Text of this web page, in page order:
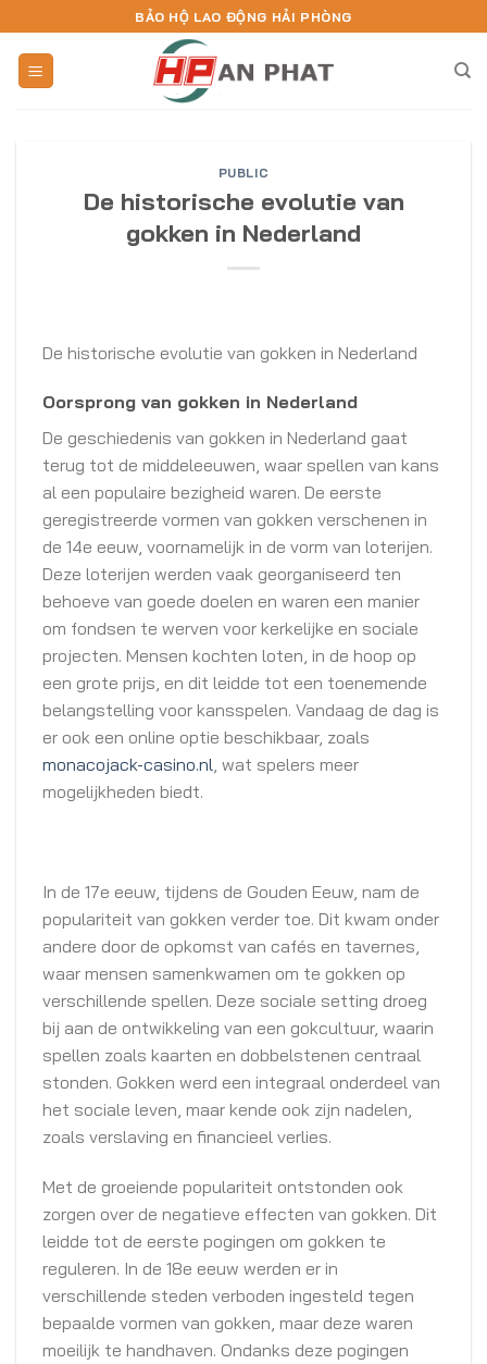
content
BẢO HỘ LAO ĐỘNG HẢI PHÒNG
PUBLIC
De historische evolutie van
gokken in Nederland
De historische evolutie van gokken in Nederland
Oorsprong van gokken in Nederland
De geschiedenis van gokken in Nederland gaat
terug tot de middeleeuwen, waar spellen van kans
al een populaire bezigheid waren. De eerste
geregistreerde vormen van gokken verschenen in
de 14e eeuw, voornamelijk in de vorm van loterijen.
Deze loterijen werden vaak georganiseerd ten
behoeve van goede doelen en waren een manier
om fondsen te werven voor kerkelijke en sociale
projecten. Mensen kochten loten, in de hoop op
een grote prijs, en dit leidde tot een toenemende
belangstelling voor kansspelen. Vandaag de dag is
er ook een online optie beschikbaar, zoals
monacojack-casino.nl, wat spelers meer
mogelijkheden biedt.
In de 17e eeuw, tijdens de Gouden Eeuw, nam de
populariteit van gokken verder toe. Dit kwam onder
andere door de opkomst van cafés en tavernes,
waar mensen samenkwamen om te gokken op
verschillende spellen. Deze sociale setting droeg
bij aan de ontwikkeling van een gokcultuur, waarin
spellen zoals kaarten en dobbelstenen centraal
stonden. Gokken werd een integraal onderdeel van
het sociale leven, maar kende ook zijn nadelen,
zoals verslaving en financieel verlies.
Met de groeiende populariteit ontstonden ook
zorgen over de negatieve effecten van gokken. Dit
leidde tot de eerste pogingen om gokken te
reguleren. In de 18e eeuw werden er in
verschillende steden verboden ingesteld tegen
bepaalde vormen van gokken, maar deze waren
moeilijk te handhaven. Ondanks deze pogingen